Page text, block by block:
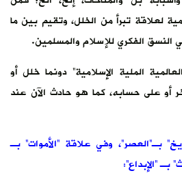
لعلاقة تبرأ من الخلل، وتقيم بين ما
النسق الفكري للإسلام والمسلمين.
الملية الإسلامية” دونما خلل أو
أو على حسابه، كما هو حادث الآن عند
بـ”العصر”، وفي علاقة “الأموات” بـ
بـ “الإبداع”: